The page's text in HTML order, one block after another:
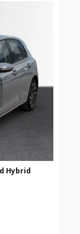
Hybrid